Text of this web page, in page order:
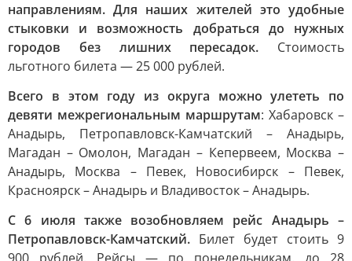
направлениям. Для наших жителей это удобные
стыковки и возможность добраться до нужных
городов без лишних пересадок. Стоимость
льготного билета — 25 000 рублей.
Всего в этом году из округа можно улететь по
девяти межрегиональным маршрутам: Хабаровск –
Анадырь, Петропавловск-Камчатский – Анадырь,
Магадан – Омолон, Магадан – Кепервеем, Москва –
Анадырь, Москва – Певек, Новосибирск – Певек,
Красноярск – Анадырь и Владивосток – Анадырь.
С 6 июля также возобновляем рейс Анадырь –
Петропавловск-Камчатский. Билет будет стоить 9